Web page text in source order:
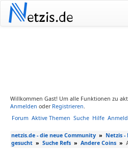
Netzis.de
Willkommen Gast! Um alle Funktionen zu
Anmelden oder Registrieren.
Forum Aktive Themen Suche Hilfe
netzis.de - die neue Community » Netzis
gesucht » Suche Refs » Andere Coins »